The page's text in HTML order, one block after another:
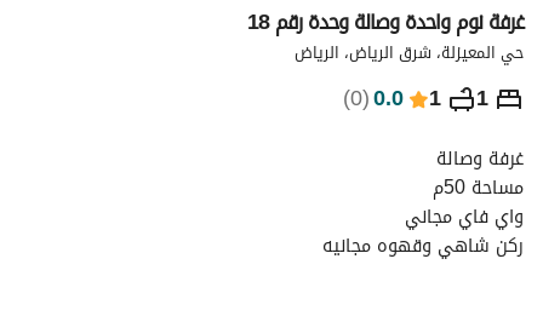
غرفة نوم واحدة وصالة وحدة رقم 18
حي المعيزلة، شرق الرياض، الرياض
1
1
0.0
(
0
) ⃁
288 ليلة
التفاصيل
غرفة وصالة
مساحة 50م
واي فاي مجاني
ركن شاهي وقهوه مجانيه